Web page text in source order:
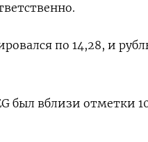
по 14,28, и
был вблизи отметки